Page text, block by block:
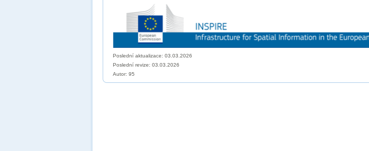
Poslední aktualizace: 03.03.2026
Poslední revize: 03.03.2026
Autor: 95